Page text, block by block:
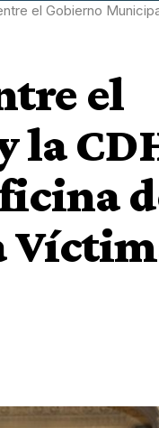
Municipal y la CDH: Inauguración de
el
la